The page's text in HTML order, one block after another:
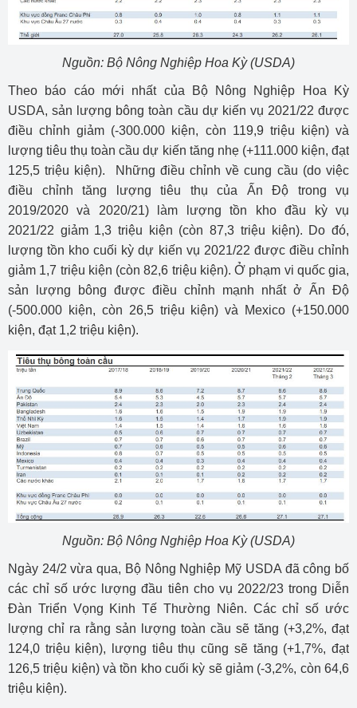
Nguồn: Bộ Nông Nghiệp Hoa Kỳ (USDA)
Theo báo cáo mới nhất của Bộ Nông Nghiệp Hoa Kỳ
USDA, sản lượng bông toàn cầu dự kiến vụ 2021/22 được
điều chỉnh giảm (-300.000 kiện, còn 119,9 triệu kiện) và
lượng tiêu thụ toàn cầu dự kiến tăng nhẹ (+111.000 kiện, đạt
125,5 triệu kiện). Những điều chỉnh về cung cầu (do việc
điều chỉnh tăng lượng tiêu thụ của Ấn Độ trong vụ
2019/2020 và 2020/21) làm lượng tồn kho đầu kỳ vụ
2021/22 giảm 1,3 triệu kiện (còn 87,3 triệu kiện). Do đó,
lượng tồn kho cuối kỳ dự kiến vụ 2021/22 được điều chỉnh
giảm 1,7 triệu kiện (còn 82,6 triệu kiện). Ở phạm vi quốc gia,
sản lượng bông được điều chỉnh mạnh nhất ở Ấn Độ
(-500.000 kiện, còn 26,5 triệu kiện) và Mexico (+150.000
kiện, đạt 1,2 triệu kiện).
Nguồn: Bộ Nông Nghiệp Hoa Kỳ (USDA)
Ngày 24/2 vừa qua, Bộ Nông Nghiệp Mỹ USDA đã công bố
các chỉ số ước lượng đầu tiên cho vụ 2022/23 trong Diễn
Đàn Triển Vọng Kinh Tế Thường Niên. Các chỉ số ước
lượng chỉ ra rằng sản lượng toàn cầu sẽ tăng (+3,2%, đạt
124,0 triệu kiện), lượng tiêu thụ cũng sẽ tăng (+1,7%, đạt
126,5 triệu kiện) và tồn kho cuối kỳ sẽ giảm (-3,2%, còn 64,6
triệu kiện).